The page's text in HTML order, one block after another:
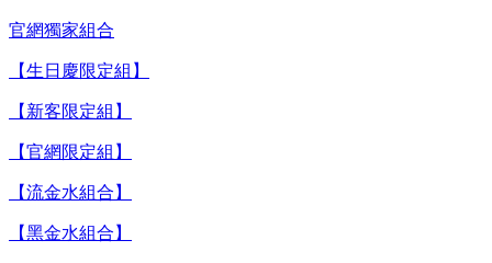
【8/4-8/9 單筆消費滿$3,000現折$300】
【8/4-8/9 新客LINE購物導購滿$2,000送100點LINE
官網獨家組合
【生日慶限定組】
【新客限定組】
【官網限定組】
【流金水組合】
【黑金水組合】